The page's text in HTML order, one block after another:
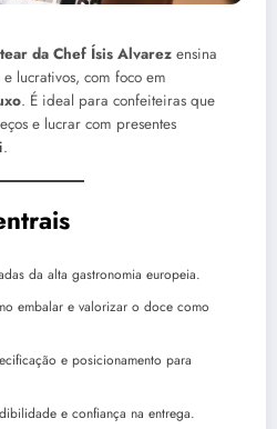
da Chef Ísis Alvarez ensina
lucrativos, com foco em
. É ideal para confeiteiras que
e lucrar com presentes
.
da alta gastronomia europeia.
embalar e valorizar o doce como
e posicionamento para
e confiança na entrega.